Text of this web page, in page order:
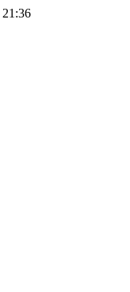
21:36